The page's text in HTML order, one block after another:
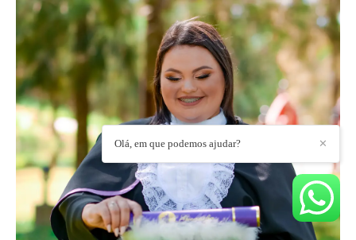
✕
Olá, em que podemos ajudar?